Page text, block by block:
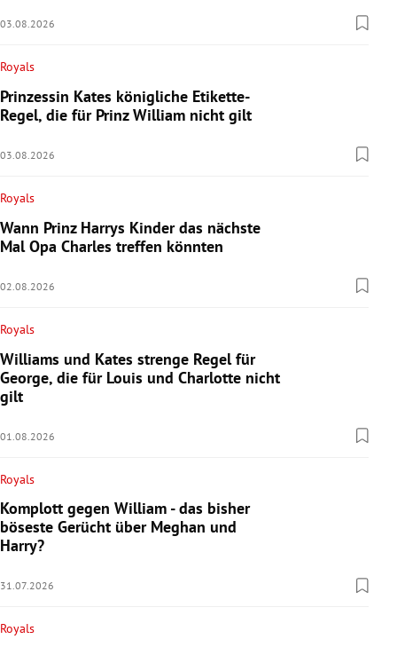
03.08.2026
Royals
Prinzessin Kates königliche Etikette-
Regel, die für Prinz William nicht gilt
03.08.2026
Royals
Wann Prinz Harrys Kinder das nächste
Mal Opa Charles treffen könnten
02.08.2026
Royals
Williams und Kates strenge Regel für
George, die für Louis und Charlotte nicht
gilt
01.08.2026
Royals
Komplott gegen William - das bisher
böseste Gerücht über Meghan und
Harry?
31.07.2026
Royals